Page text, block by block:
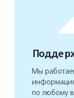
Мы
по любому